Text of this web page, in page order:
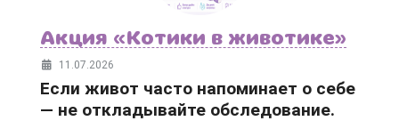
Акция «Котики в животике»
11.07.2026
Если живот часто напоминает о себе
— не откладывайте обследование.